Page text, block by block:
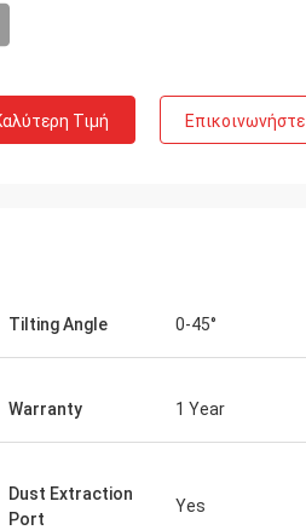
Τιμή Επικοινωνήστε
Tilting Angle 0-45°
Warranty 1 Year
Dust Extraction
Port
Yes